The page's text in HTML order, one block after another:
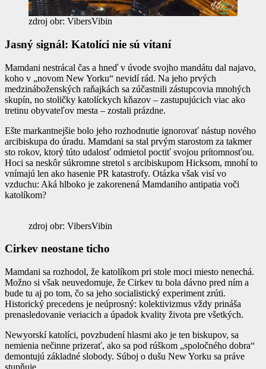
zdroj obr: VibersVibin
Jasný signál: Katolíci nie sú vítaní
Mamdani nestrácal čas a hneď v úvode svojho mandátu dal najavo,
koho v „novom New Yorku“ nevidí rád. Na jeho prvých
medzináboženských raňajkách sa zúčastnili zástupcovia mnohých
skupín, no stoličky katolíckych kňazov – zastupujúcich viac ako
tretinu obyvateľov mesta – zostali prázdne.
Ešte markantnejšie bolo jeho rozhodnutie ignorovať nástup nového
arcibiskupa do úradu. Mamdani sa stal prvým starostom za takmer
sto rokov, ktorý túto udalosť odmietol poctiť svojou prítomnosťou.
Hoci sa neskôr súkromne stretol s arcibiskupom Hicksom, mnohí to
vnímajú len ako hasenie PR katastrofy. Otázka však visí vo
vzduchu: Aká hlboko je zakorenená Mamdaniho antipatia voči
katolíkom?
zdroj obr: VibersVibin
Cirkev neostane ticho
Mamdani sa rozhodol, že katolíkom pri stole moci miesto nenechá.
Možno si však neuvedomuje, že Cirkev tu bola dávno pred ním a
bude tu aj po tom, čo sa jeho socialistický experiment zrúti.
Historický precedens je neúprosný: kolektivizmus vždy prináša
prenasledovanie veriacich a úpadok kvality života pre všetkých.
Newyorskí katolíci, povzbudení hlasmi ako je ten biskupov, sa
nemienia nečinne prizerať, ako sa pod rúškom „spoločného dobra“
demontujú základné slobody. Súboj o dušu New Yorku sa práve
stupňuje.